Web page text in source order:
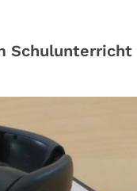
Schulunterricht